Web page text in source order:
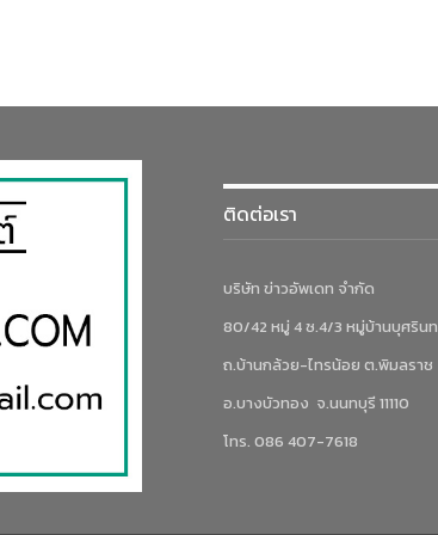
ติดต่อเรา
บริษัท ข่าวอัพเดท จำกัด
80/42 หมู่ 4 ซ.4/3 หมู่บ้านบุศริน
ถ.บ้านกล้วย-ไทรน้อย ต.พิมลราช
อ.บางบัวทอง จ.นนทบุรี 11110
โทร. 086 407-7618